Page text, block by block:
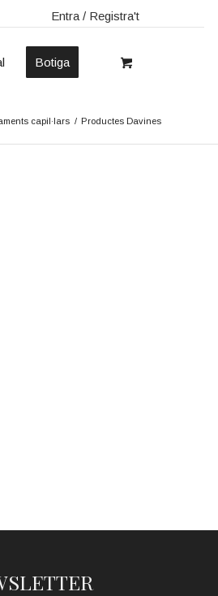
Entra / Registra't
Botiga
capil·lars / Productes Davines